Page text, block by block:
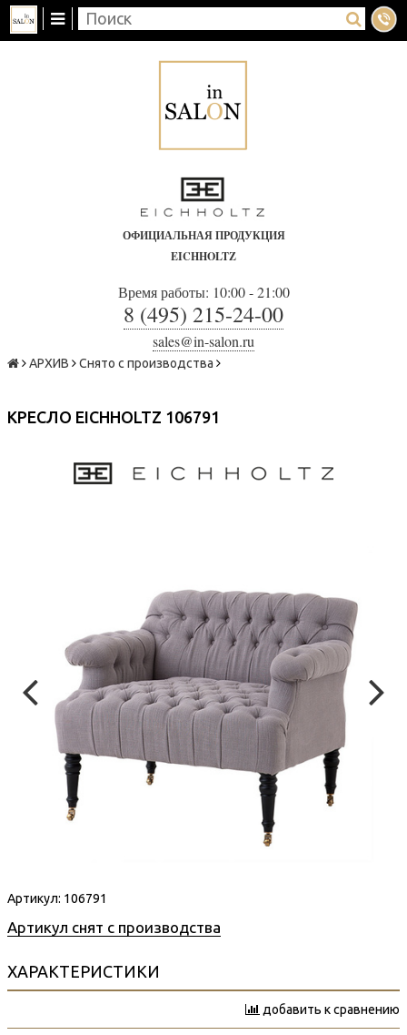
ОФИЦИАЛЬНАЯ ПРОДУКЦИЯ
EICHHOLTZ
Время работы: 10:00 - 21:00
8 (495) 215-24-00
sales@in-salon.ru
АРХИВ Снято с производства
КРЕСЛО EICHHOLTZ 106791
Артикул: 106791
Артикул снят с производства
ХАРАКТЕРИСТИКИ
добавить к сравнению